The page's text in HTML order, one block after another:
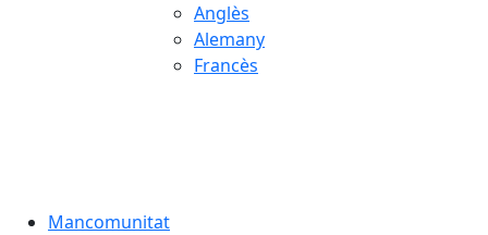
Anglès
Alemany
Francès
Mancomunitat